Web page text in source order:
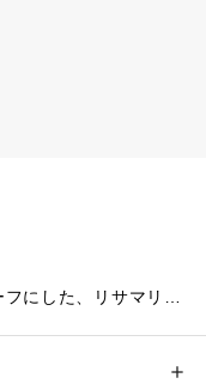
にした、リサマリの
しく表現。窓の外に